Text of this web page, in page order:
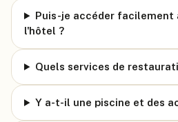
Puis-je accéder facilement
l'hôtel ?
Quels services de
Y a-t-il une piscine et des